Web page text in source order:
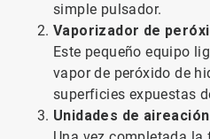
simple pulsador.
Vaporizador de
Este pequeño equipo
vapor de peróxido de
superficies expuestas
Unidades de aireación